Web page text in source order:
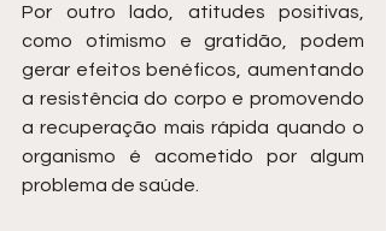
Por outro lado, atitudes positivas,
como otimismo e gratidão, podem
gerar efeitos benéficos, aumentando
a resistência do corpo e promovendo
a recuperação mais rápida quando o
organismo é acometido por algum
problema de saúde.